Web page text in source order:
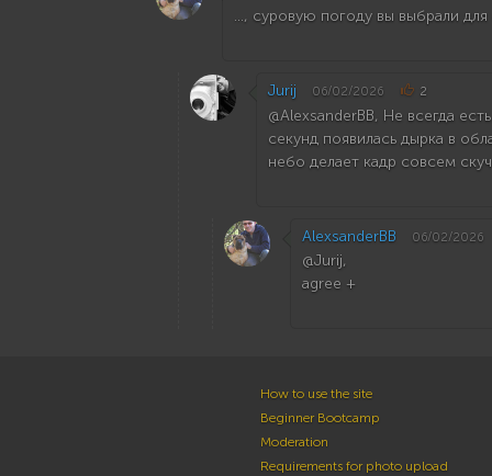
..., суровую погоду вы выбрали
Jurij 06/02/2026 2
@AlexsanderBB, Не всегда
секунд появилась дырка в
небо делает кадр совсем
AlexsanderBB 06/02/2026
@Jurij,
agree +
How to use the site
Beginner Bootcamp
Moderation
Requirements for photo upload